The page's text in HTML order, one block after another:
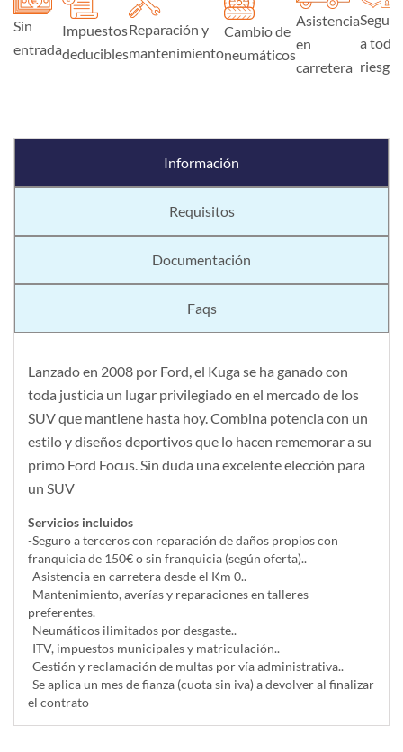
Sin
entrada
Impuestos
deducibles
Reparación y
mantenimiento
Cambio de
neumáticos
Asistencia
en
carretera
Seguro
a todo
riesgo
Información
Requisitos
Documentación
Faqs
Lanzado en 2008 por Ford, el Kuga se ha ganado con
toda justicia un lugar privilegiado en el mercado de los
SUV que mantiene hasta hoy. Combina potencia con un
estilo y diseños deportivos que lo hacen rememorar a su
primo Ford Focus. Sin duda una excelente elección para
un SUV
Servicios incluidos
-Seguro a terceros con reparación de daños propios con
franquicia de 150€ o sin franquicia (según oferta)..
-Asistencia en carretera desde el Km 0..
-Mantenimiento, averías y reparaciones en talleres
preferentes.
-Neumáticos ilimitados por desgaste..
-ITV, impuestos municipales y matriculación..
-Gestión y reclamación de multas por vía administrativa..
-Se aplica un mes de fianza (cuota sin iva) a devolver al finalizar
el contrato